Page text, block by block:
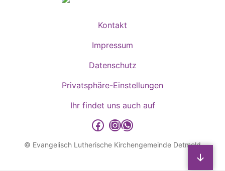
Kontakt
Impressum
Datenschutz
Privatsphäre-Einstellungen
Ihr findet uns auch auf
detmold-lutherisch auf Facebook
detmold-lutherisch auf Instagram
detmold-lutherisch auf WhatsApp
© Evangelisch Lutherische Kirchengemeinde Detmold